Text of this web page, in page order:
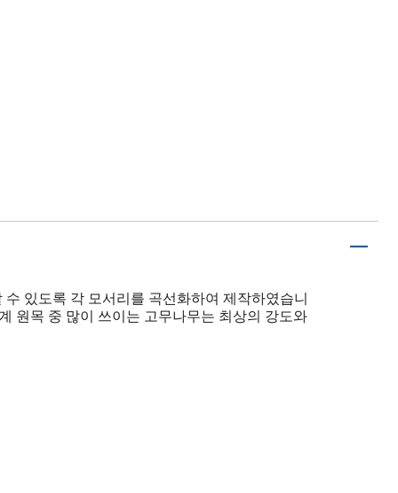
있도록 각 모서리를 곡선화하여 제작하였습니
원목 중 많이 쓰이는 고무나무는 최상의 강도와